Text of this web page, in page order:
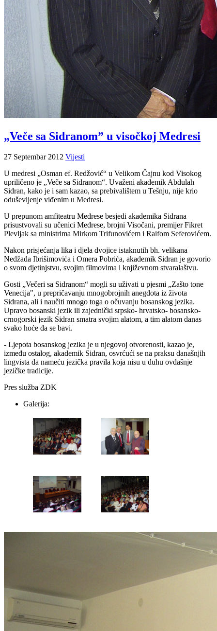
„Veče sa Sidranom” u visočkoj Medresi
27 Septembar 2012 Vijesti
U medresi „Osman ef. Redžović“ u Velikom Čajnu kod Visokog
upriličeno je „Veče sa Sidranom“. Uvaženi akademik Abdulah
Sidran, kako je i sam kazao, sa prebivalištem u Tešnju, nije krio
oduševljenje viđenim u Medresi.
U prepunom amfiteatru Medrese besjedi akademika Sidrana
prisustvovali su učenici Medrese, brojni Visočani, premijer Fikret
Plevljak sa ministrima Mirkom Trifunovićem i Raifom Seferovićem.
Nakon prisjećanja lika i djela dvojice istaknutih bh. velikana
Nedžada Ibrišimovića i Omera Pobrića, akademik Sidran je govorio
o svom djetinjstvu, svojim filmovima i književnom stvaralaštvu.
Gosti „Večeri sa Sidranom“ mogli su uživati u pjesmi „Zašto tone
Venecija", u prepričavanju mnogobrojnih anegdota iz života
Sidrana, ali i naučiti mnogo toga o očuvanju bosanskog jezika.
Upravo bosanski jezik ili zajednički srpsko- hrvatsko- bosansko-
crnogorski jezik Sidran smatra svojim alatom, a tim alatom danas
svako hoće da se bavi.
- Ljepota bosanskog jezika je u njegovoj otvorenosti, kazao je,
između ostalog, akademik Sidran, osvrćući se na praksu današnjih
lingvista da nameću jezička pravila koja nisu u duhu ovdašnje
jezičke tradicije.
Pres služba ZDK
Galerija: